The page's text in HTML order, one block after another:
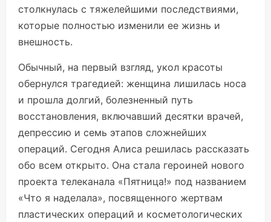
столкнулась с тяжелейшими последствиями,
которые полностью изменили ее жизнь и
внешность.
Обычный, на первый взгляд, укол красоты
обернулся трагедией: женщина лишилась носа
и прошла долгий, болезненный путь
восстановления, включавший десятки врачей,
депрессию и семь этапов сложнейших
операций. Сегодня Алиса решилась рассказать
обо всем открыто. Она стала героиней нового
проекта телеканала «Пятница!» под названием
«Что я наделала», посвященного жертвам
пластических операций и косметологических